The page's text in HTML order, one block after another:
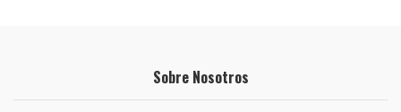
Sobre Nosotros